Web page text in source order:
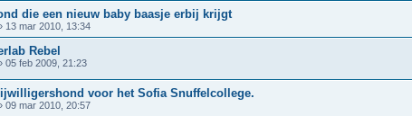
die een nieuw baby baasje erbij krijgt
13 mar 2010, 13:34
Rebel
05 feb 2009, 21:23
voor het Sofia Snuffelcollege.
09 mar 2010, 20:57